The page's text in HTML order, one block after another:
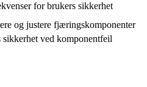
for brukers sikkerhet
og justere fjæringskomponenter
ved komponentfeil